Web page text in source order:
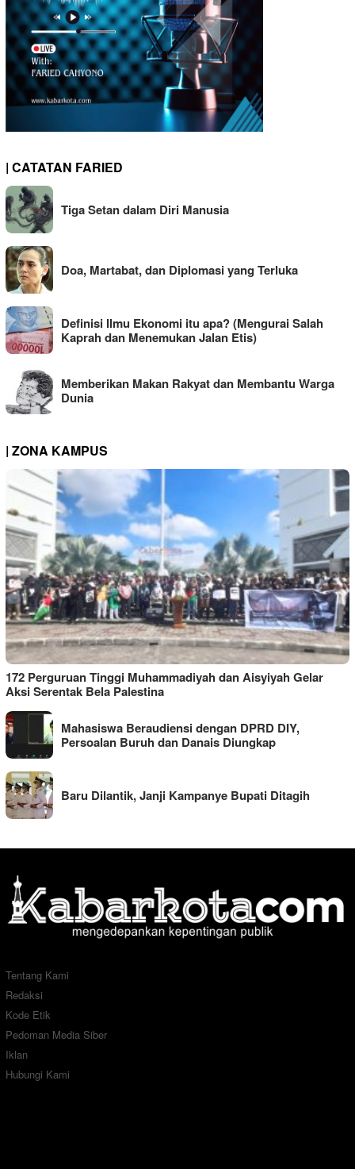
| CATATAN FARIED
Tiga Setan dalam Diri Manusia
Doa, Martabat, dan Diplomasi yang Terluka
Definisi Ilmu Ekonomi itu apa? (Mengurai Salah
Kaprah dan Menemukan Jalan Etis)
Memberikan Makan Rakyat dan Membantu Warga
Dunia
| ZONA KAMPUS
172 Perguruan Tinggi Muhammadiyah dan Aisyiyah Gelar
Aksi Serentak Bela Palestina
Mahasiswa Beraudiensi dengan DPRD DIY,
Persoalan Buruh dan Danais Diungkap
Baru Dilantik, Janji Kampanye Bupati Ditagih
Tentang Kami
Redaksi
Kode Etik
Pedoman Media Siber
Iklan
Hubungi Kami